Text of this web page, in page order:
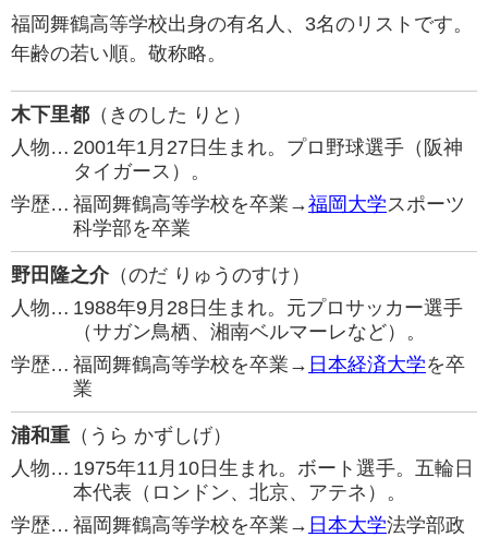
福岡舞鶴高等学校出身の有名人、3名のリストです。
年齢の若い順。敬称略。
木下里都 （きのした りと）
人物… 2001年1月27日生まれ。プロ野球選手（阪神
タイガース）。
学歴… 福岡舞鶴高等学校を卒業→福岡大学スポーツ
科学部を卒業
野田隆之介（のだ りゅうのすけ）
人物… 1988年9月28日生まれ。元プロサッカー選手
（サガン鳥栖、湘南ベルマーレなど）。
学歴… 福岡舞鶴高等学校を卒業→ 日本経済大学を卒
業
浦和重 （うら かずしげ）
人物… 1975年11月10日生まれ。ボート選手。五輪日
本代表（ロンドン、北京、アテネ）。
学歴… 福岡舞鶴高等学校を卒業→ 日本大学法学部政